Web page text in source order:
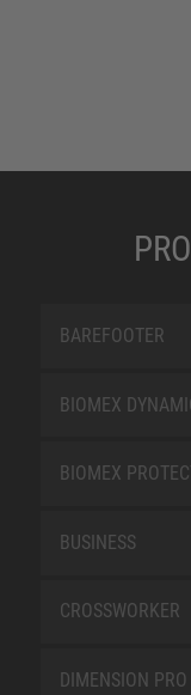
BAREFOOTER
BIOMEX
BIOMEX
BUSINESS
CROSSWORKER
DIMENSION PRO